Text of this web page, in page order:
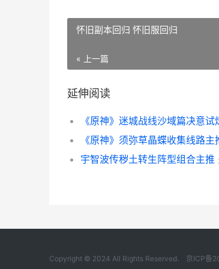
怀旧副本回归 怀旧服回归
« 上一篇
延伸阅读
《原神》须弥草晶蝶收集线路主
Copyright © 2024 All Rights Reserved. 京ICP备